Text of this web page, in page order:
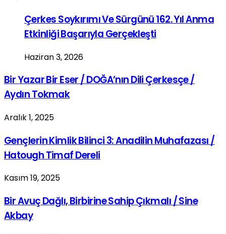
Çerkes Soykırımı Ve Sürgünü 162. Yıl Anma
Etkinliği Başarıyla Gerçekleşti
Haziran 3, 2026
Bir Yazar Bir Eser / DOĞA’nın Dili Çerkesçe /
Aydın Tokmak
Aralık 1, 2025
Gençlerin Kimlik Bilinci 3: Anadilin Muhafazası /
Hatough Timaf Dereli
Kasım 19, 2025
Bir Avuç Dağlı, Birbirine Sahip Çıkmalı / Sine
Akbay